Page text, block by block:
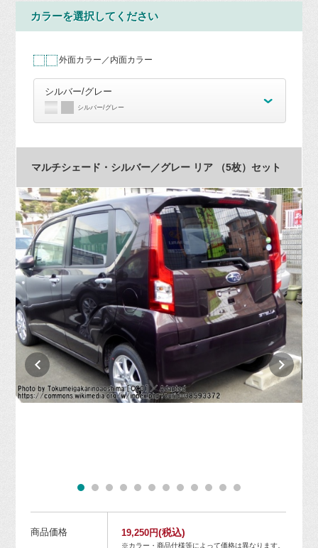
カラーを選択してください
外面カラー／内面カラー
シルバー/グレー
シルバー/グレー
マルチシェード・シルバー／グレー リア （5枚）セット
商品価格 19,250円(税込)
※カラー・商品仕様等によって価格は異なります。